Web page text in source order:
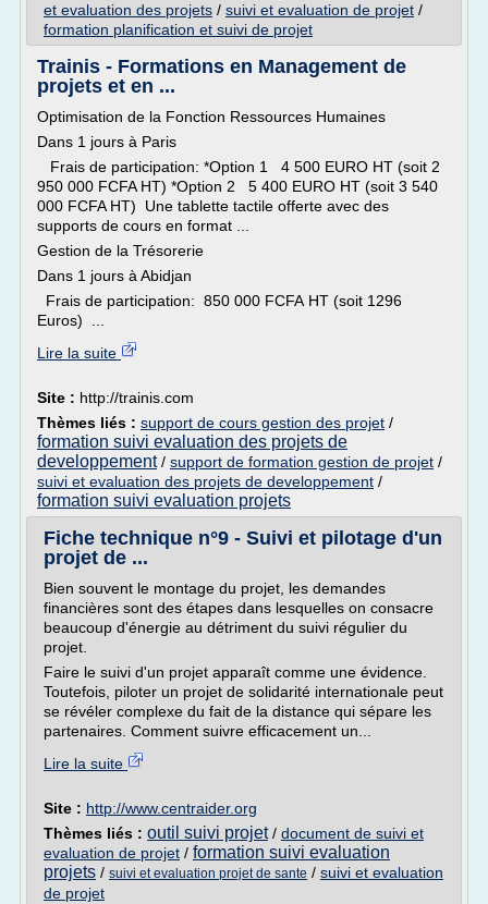
et evaluation des projets / suivi et evaluation de projet /
formation planification et suivi de projet
Trainis - Formations en Management de
projets et en ...
Optimisation de la Fonction Ressources Humaines
Dans 1 jours à Paris
Frais de participation: *Option 1 4 500 EURO HT (soit 2
950 000 FCFA HT) *Option 2 5 400 EURO HT (soit 3 540
000 FCFA HT) Une tablette tactile offerte avec des
supports de cours en format ...
Gestion de la Trésorerie
Dans 1 jours à Abidjan
Frais de participation: 850 000 FCFA HT (soit 1296
Euros) ...
Lire la suite
Site : http://trainis.com
Thèmes liés : support de cours gestion des projet /
formation suivi evaluation des projets de
developpement/ support de formation gestion de projet /
suivi et evaluation des projets de developpement /
formation suivi evaluation projets
Fiche technique n°9 - Suivi et pilotage d'un
projet de ...
Bien souvent le montage du projet, les demandes
financières sont des étapes dans lesquelles on consacre
beaucoup d'énergie au détriment du suivi régulier du
projet.
Faire le suivi d'un projet apparaît comme une évidence.
Toutefois, piloter un projet de solidarité internationale peut
se révéler complexe du fait de la distance qui sépare les
partenaires. Comment suivre efficacement un...
Lire la suite
Site : http://www.centraider.org
Thèmes liés : outil suivi projet/ document de suivi et
evaluation de projet / formation suivi evaluation
projets / suivi et evaluation projet de sante / suivi et evaluation
de projet